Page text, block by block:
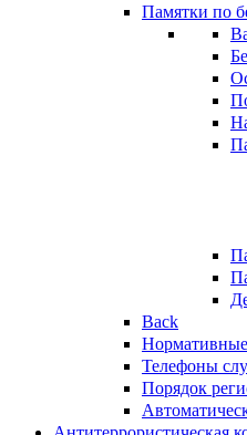
Памятки по
Back
Телефоны
Порядок